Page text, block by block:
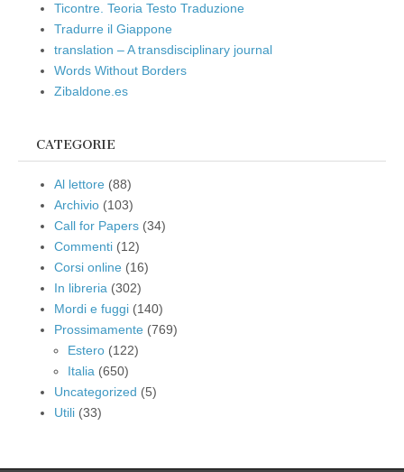
Ticontre. Teoria Testo Traduzione
Tradurre il Giappone
translation – A transdisciplinary journal
Words Without Borders
Zibaldone.es
CATEGORIE
Al lettore (88)
Archivio (103)
Call for Papers (34)
Commenti (12)
Corsi online (16)
In libreria (302)
Mordi e fuggi (140)
Prossimamente (769)
Estero (122)
Italia (650)
Uncategorized (5)
Utili (33)